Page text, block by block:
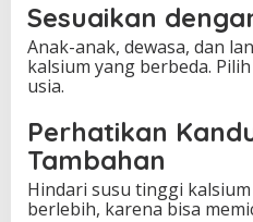
Sesuaikan
Anak-anak, dewasa, dan
kalsium yang berbeda.
usia.
Perhatikan
Tambahan
Hindari susu tinggi
berlebih, karena bisa